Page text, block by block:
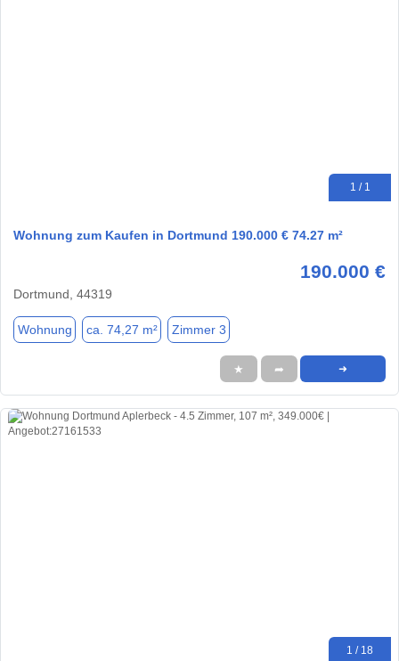
1 / 1
Wohnung zum Kaufen in Dortmund 190.000 € 74.27 m²
190.000 €
Dortmund, 44319
Wohnung ca. 74,27 m² Zimmer 3
★ ➦ ➜
1 / 18